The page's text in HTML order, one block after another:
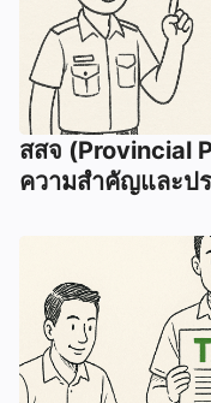
สสจ (Provincial
ความสำคัญและป